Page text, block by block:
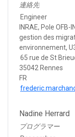
連絡先
Engineer
INRAE, Pole
gestion des
environnement,
65 rue de St
35042 Rennes
FR
Nadine Herrard
プログラマー